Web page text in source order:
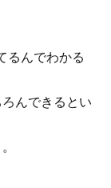
るんでわかる
んできるとい